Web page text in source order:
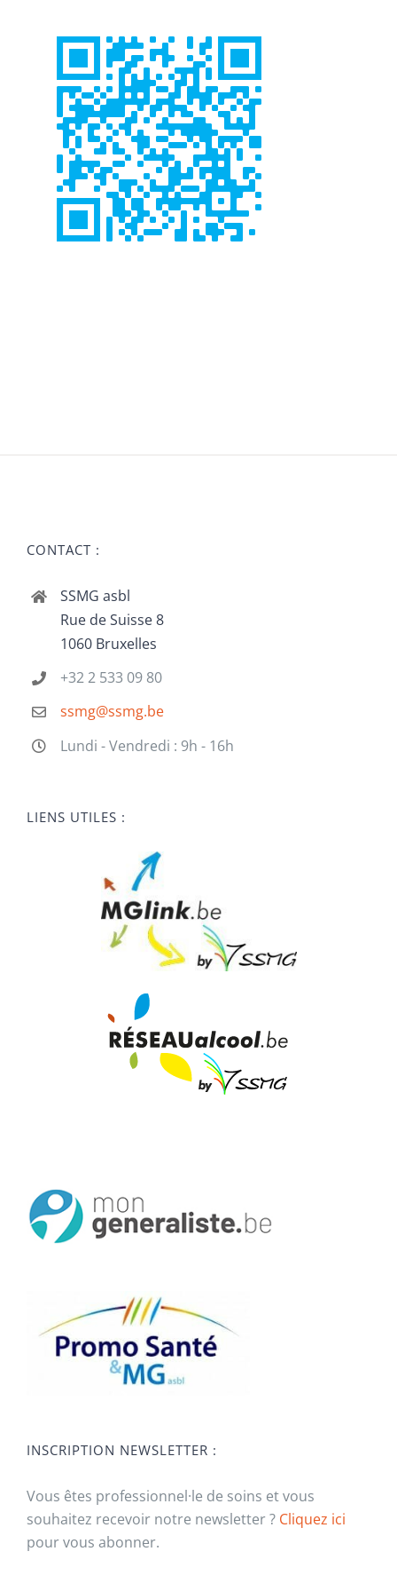
CONTACT :
SSMG asbl
Rue de Suisse 8
1060 Bruxelles
+32 2 533 09 80
ssmg@ssmg.be
Lundi - Vendredi : 9h - 16h
LIENS UTILES :
INSCRIPTION NEWSLETTER :
Vous êtes professionnel·le de soins et vous
souhaitez recevoir notre newsletter ? Cliquez ici
pour vous abonner.